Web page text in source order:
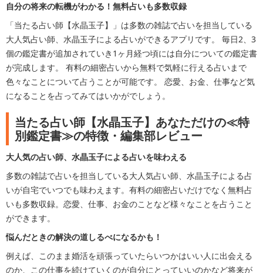
自分の将来の転機がわかる！無料占いも多数収録
「当たる占い師【水晶玉子】」は多数の雑誌で占いを担当している
大人気占い師、水晶玉子による占いができるアプリです。 毎日2、3
個の鑑定書が追加されていき1ヶ月経つ頃には自分についての鑑定書
が完成します。 有料の細密占いから無料で気軽に行える占いまで
色々なことについて占うことが可能です。 恋愛、お金、仕事など気
になることを占ってみてはいかがでしょう。
当たる占い師【水晶玉子】あなただけの≪特
別鑑定書≫の特徴・編集部レビュー
大人気の占い師、水晶玉子による占いを味わえる
多数の雑誌で占いを担当している大人気占い師、水晶玉子による占
いが自宅でいつでも味わえます。有料の細密占いだけでなく無料占
いも多数収録。恋愛、仕事、お金のことなど様々なことを占うこと
ができます。
悩んだときの解決の道しるべになるかも！
例えば、このまま婚活を頑張っていたらいつかはいい人に出会える
のか、この仕事を続けていくのが自分にとっていいのかなど将来が